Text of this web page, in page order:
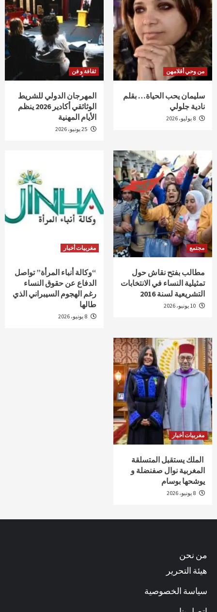
من وحي أقلامهن
سليمان يحب الحياة… بقلم
نادية جلولي
ثقافة و فن
المهرجان الدولي للشريط
الوثائقي أكادير 2026 ينظم
الأيام المهنية
مجتمع
مطالب بفتح نقاش حول
تمثيلية النساء في الانتخابات
التشريعية لسنة 2016
مغربيات أخبار
“وكالة أنباء المرأة” تواصل
الدفاع عن حقوق النساء
رغم الهجوم السيبراني الذي
طالها
مغربيات أخبار
الملك يستقبل المتسلقة
المغربية نوال صفنضلة و
يوشحها بوسام
من نحن
هيئة التحرير
سياسة الخصوصية